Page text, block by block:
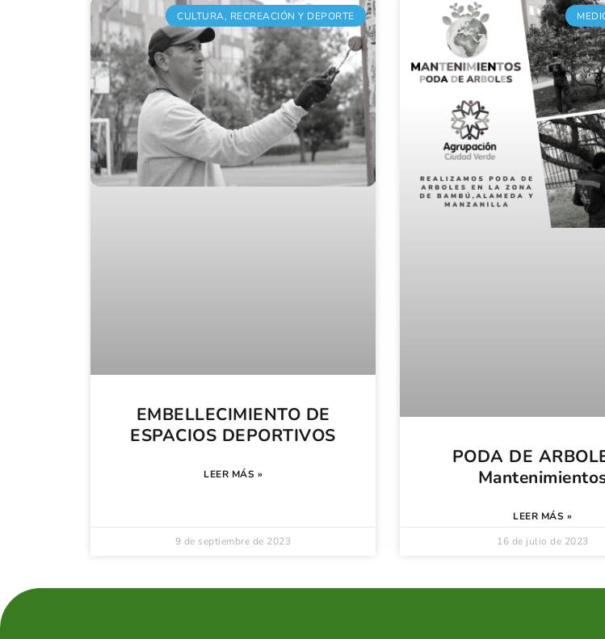
CULTURA, RECREACIÓN Y DEPORTE
EMBELLECIMIENTO DE
ESPACIOS DEPORTIVOS
LEER MÁS »
9 de septiembre de 2023
PODA DE
LEER MÁS »
16 de julio de 2023